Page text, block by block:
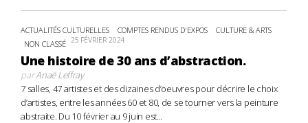
ACTUALITÉS CULTURELLES COMPTES RENDUS D'EXPOS
CULTURE & ARTS
NON CLASSÉ 25 FÉVRIER 2024
Une histoire de 30 ans d’abstraction.
parAnaë Leffray
7 salles, 47 artistes et des dizaines d’oeuvres pour décrire le choix
d’artistes, entre les années 60 et 80, de se tourner vers la peinture
abstraite. Du 10 février au 9 juin est...